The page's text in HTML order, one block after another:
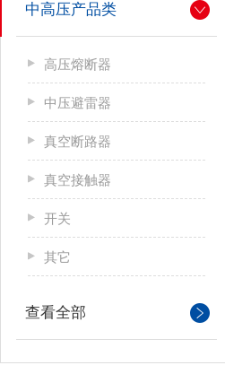
中高压产品类
高压熔断器
中压避雷器
真空断路器
真空接触器
开关
其它
查看全部